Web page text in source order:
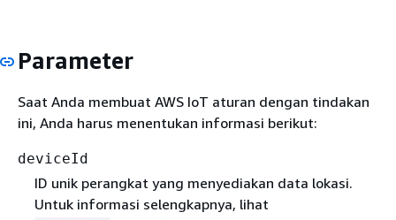
Parameter
Saat Anda membuat AWS IoT aturan dengan tindakan
ini, Anda harus menentukan informasi berikut:
deviceId
ID unik perangkat yang menyediakan data lokasi.
Untuk informasi selengkapnya, lihat